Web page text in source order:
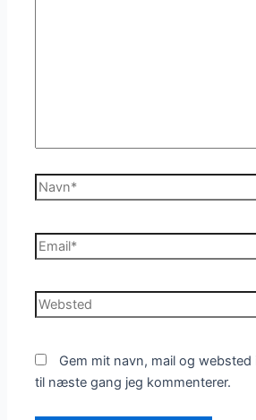
Navn*
Email*
Websted
Gem mit navn, mail og
til næste gang jeg kommenterer.